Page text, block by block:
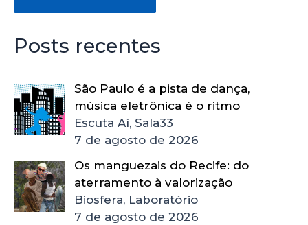
Posts recentes
São Paulo é a pista de dança,
música eletrônica é o ritmo
Escuta Aí, Sala33
7 de agosto de 2026
Os manguezais do Recife: do
aterramento à valorização
Biosfera, Laboratório
7 de agosto de 2026